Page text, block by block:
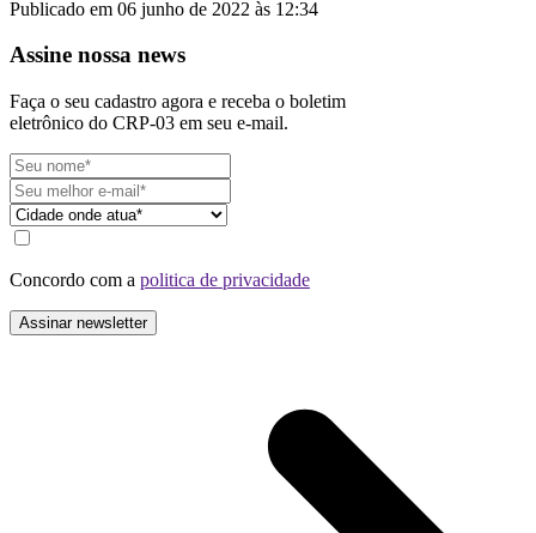
Publicado em 06 junho de 2022 às 12:34
Assine nossa news
Faça o seu cadastro agora e receba o boletim
eletrônico do CRP-03 em seu e-mail.
Concordo com a politica de privacidade